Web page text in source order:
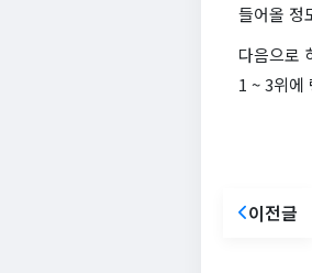
들어올 정
다음으로
1 ~ 3위에
이전글